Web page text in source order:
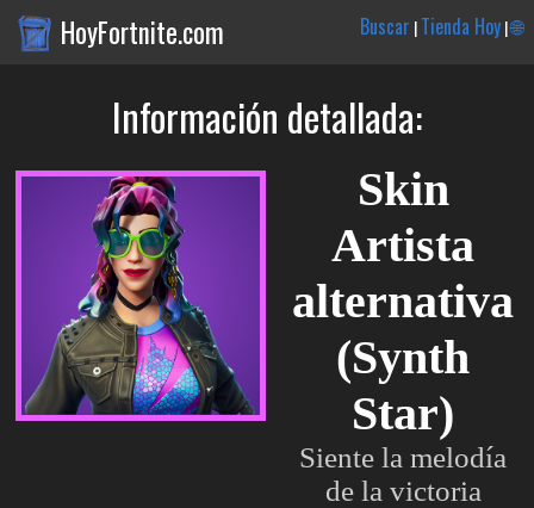
HoyFortnite.com Buscar |Tienda Hoy|🌐
Información detallada:
Skin
Artista
alternativa
(Synth
Star)
Siente la melodía
de la victoria